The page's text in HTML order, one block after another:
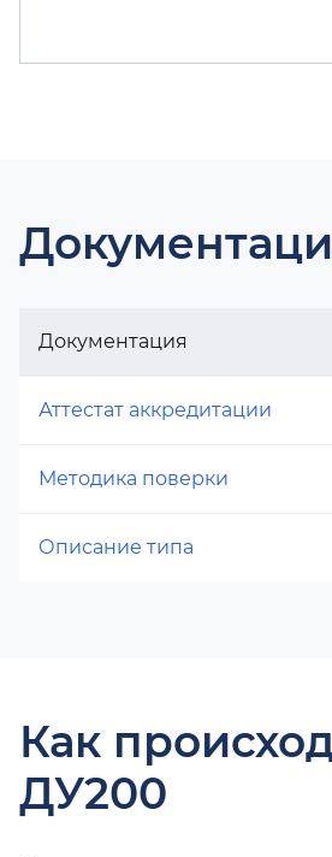
Документация
Аттестат аккредитации
Методика поверки
Описание типа
Как
ДУ200